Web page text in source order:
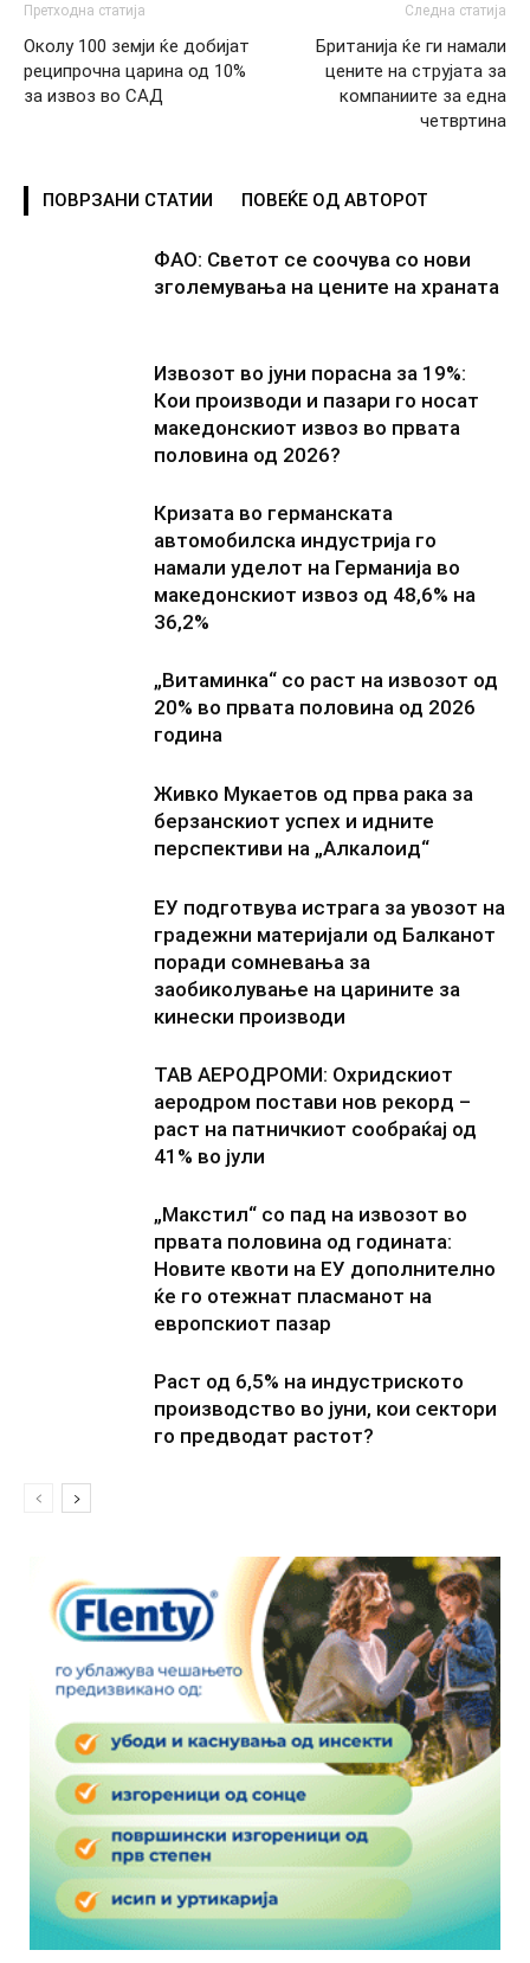
Претходна статија
Околу 100 земји ќе добијат
реципрочна царина од 10%
за извоз во САД
Следна статија
Британија ќе ги намали
цените на струјата за
компаниите за една
четвртина
ПОВРЗАНИ СТАТИИ ПОВЕЌЕ ОД АВТОРОТ
ФАО: Светот се соочува со нови
зголемувања на цените на храната
Извозот во јуни порасна за 19%:
Кои производи и пазари го носат
македонскиот извоз во првата
половина од 2026?
Кризата во германската
автомобилска индустрија го
намали уделот на Германија во
македонскиот извоз од 48,6% на
36,2%
„Витаминка“ со раст на извозот од
20% во првата половина од 2026
година
Живко Мукаетов од прва рака за
берзанскиот успех и идните
перспективи на „Алкалоид“
ЕУ подготвува истрага за увозот на
градежни материјали од Балканот
поради сомневања за
заобиколување на царините за
кинески производи
ТАВ АЕРОДРОМИ: Охридскиот
аеродром постави нов рекорд –
раст на патничкиот сообраќај од
41% во јули
„Макстил“ со пад на извозот во
првата половина од годината:
Новите квоти на ЕУ дополнително
ќе го отежнат пласманот на
европскиот пазар
Раст од 6,5% на индустриското
производство во јуни, кои сектори
го предводат растот?